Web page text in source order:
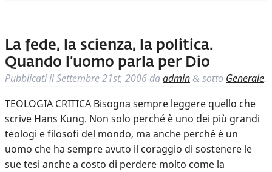
La fede, la scienza, la politica.
Quando l’uomo parla per Dio
Pubblicati ilSettembre 21st, 2006 daadmin & sotto Generale.
TEOLOGIA CRITICA Bisogna sempre leggere quello che
scrive Hans Kung. Non solo perché è uno dei più grandi
teologi e filosofi del mondo, ma anche perché è un
uomo che ha sempre avuto il coraggio di sostenere le
sue tesi anche a costo di perdere molto come la